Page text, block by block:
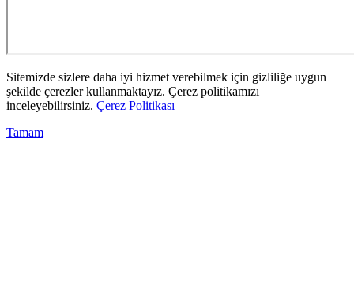
Sitemizde sizlere daha iyi hizmet verebilmek için gizliliğe uygun
şekilde çerezler kullanmaktayız. Çerez politikamızı
inceleyebilirsiniz. Çerez Politikası
Tamam